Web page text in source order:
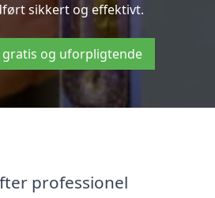
sikkert og effektivt.
gratis og uforpligtende
professionel